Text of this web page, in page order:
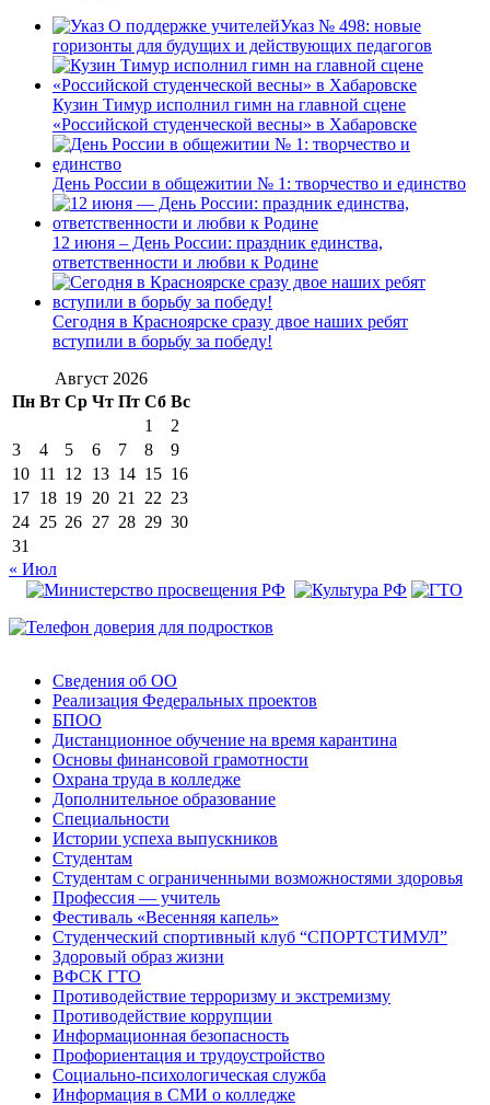
Указ № 498: новые
горизонты для будущих и действующих педагогов
Кузин Тимур исполнил гимн на главной сцене
«Российской студенческой весны» в Хабаровске
День России в общежитии № 1: творчество и единство
12 июня – День России: праздник единства,
ответственности и любви к Родине
Сегодня в Красноярске сразу двое наших ребят
вступили в борьбу за победу!
Август 2026
Пн Вт Ср Чт Пт Сб Вс
1
2
3
4 5 6 7 8
9
10 11 12 13 14 15 16
17 18 19 20 21 22 23
24 25 26 27 28 29 30
31
« Июл
Сведения об ОО
Реализация Федеральных проектов
БПОО
Дистанционное обучение на время карантина
Основы финансовой грамотности
Охрана труда в колледже
Дополнительное образование
Специальности
Истории успеха выпускников
Студентам
Студентам с ограниченными возможностями здоровья
Профессия — учитель
Фестиваль «Весенняя капель»
Студенческий спортивный клуб “СПОРТСТИМУЛ”
Здоровый образ жизни
ВФСК ГТО
Противодействие терроризму и экстремизму
Противодействие коррупции
Информационная безопасность
Профориентация и трудоустройство
Социально-психологическая служба
Информация в СМИ о колледже